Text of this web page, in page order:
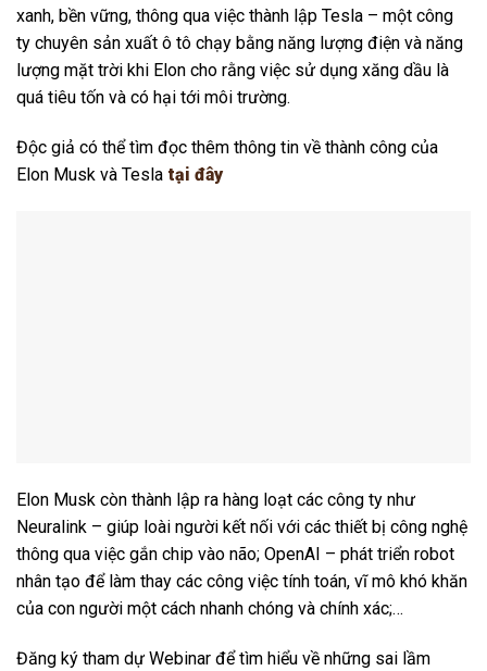
xanh, bền vững, thông qua việc thành lập Tesla – một công
ty chuyên sản xuất ô tô chạy bằng năng lượng điện và năng
lượng mặt trời khi Elon cho rằng việc sử dụng xăng dầu là
quá tiêu tốn và có hại tới môi trường.
Độc giả có thể tìm đọc thêm thông tin về thành công của
Elon Musk và Tesla tại đây
Elon Musk còn thành lập ra hàng loạt các công ty như
Neuralink – giúp loài người kết nối với các thiết bị công nghệ
thông qua việc gắn chip vào não; OpenAI – phát triển robot
nhân tạo để làm thay các công việc tính toán, vĩ mô khó khăn
của con người một cách nhanh chóng và chính xác;…
Đăng ký tham dự Webinar để tìm hiểu về những sai lầm